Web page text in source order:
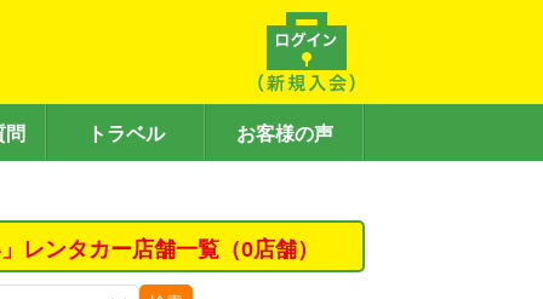
問 トラベル お客様の声
レンタカー店舗一覧（0店舗）